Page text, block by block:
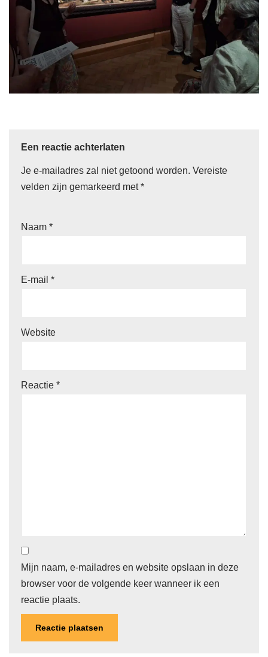
Een reactie achterlaten
Je e-mailadres zal niet getoond worden. Vereiste
velden zijn gemarkeerd met*
Naam *
E-mail *
Website
Reactie *
Mijn naam, e-mailadres en website opslaan in deze
browser voor de volgende keer wanneer ik een
reactie plaats.